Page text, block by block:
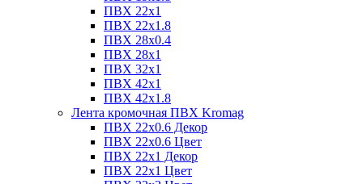
ПВХ 22х1
ПВХ 22х1.8
ПВХ 28х0.4
ПВХ 28х1
ПВХ 32x1
ПВХ 42х1
ПВХ 42х1.8
Лента кромочная ПВХ Kromag
ПВХ 22x0.6 Декор
ПВХ 22x0.6 Цвет
ПВХ 22x1 Декор
ПВХ 22x1 Цвет